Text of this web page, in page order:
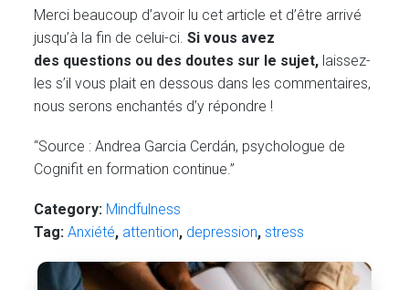
Merci beaucoup d’avoir lu cet article et d’être arrivé
jusqu’à la fin de celui-ci.Si vous avez
des questions ou des doutes sur le sujet, laissez-
les s’il vous plait en dessous dans les commentaires,
nous serons enchantés d’y répondre !
“Source : Andrea Garcia Cerdán, psychologue de
Cognifit en formation continue.”
Category: Mindfulness
Tag: Anxiété, attention, depression,stress